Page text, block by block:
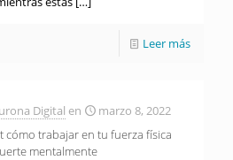
Leer más
Digital en
marzo 8, 2022
trabajar en tu fuerza física
mentalmente